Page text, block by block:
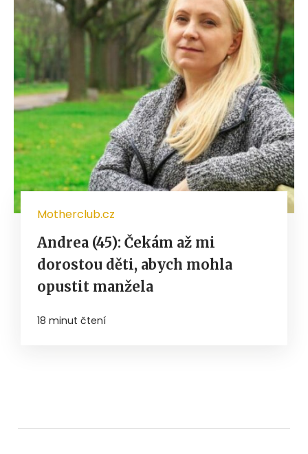
Motherclub.cz
Andrea (45): Čekám až mi
dorostou děti, abych mohla
opustit manžela
18 minut čtení